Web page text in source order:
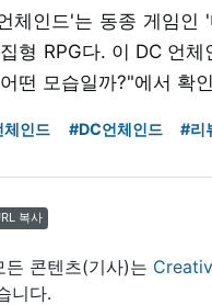
체인드'는 동종 게임인
형 RPG다. 이 DC 언
떤 모습일까?"에서 확
체인드 #DC언체인드 #리
복사
든 콘텐츠(기사)는
니다.